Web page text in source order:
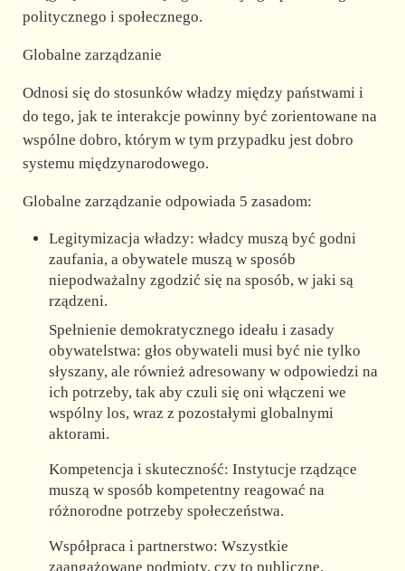
politycznego i społecznego.
Globalne zarządzanie
Odnosi się do stosunków władzy między państwami i
do tego, jak te interakcje powinny być zorientowane na
wspólne dobro, którym w tym przypadku jest dobro
systemu międzynarodowego.
Globalne zarządzanie odpowiada 5 zasadom:
Legitymizacja władzy: władcy muszą być godni
zaufania, a obywatele muszą w sposób
niepodważalny zgodzić się na sposób, w jaki są
rządzeni.
Spełnienie demokratycznego ideału i zasady
obywatelstwa: głos obywateli musi być nie tylko
słyszany, ale również adresowany w odpowiedzi na
ich potrzeby, tak aby czuli się oni włączeni we
wspólny los, wraz z pozostałymi globalnymi
aktorami.
Kompetencja i skuteczność: Instytucje rządzące
muszą w sposób kompetentny reagować na
różnorodne potrzeby społeczeństwa.
Współpraca i partnerstwo: Wszystkie
zaangażowane podmioty, czy to publiczne,